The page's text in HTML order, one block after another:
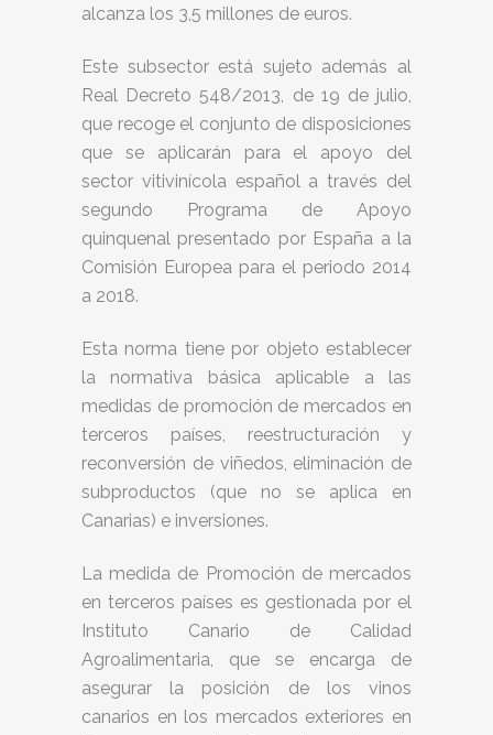
alcanza los 3,5 millones de euros.
Este subsector está sujeto además al
Real Decreto 548/2013, de 19 de julio,
que recoge el conjunto de disposiciones
que se aplicarán para el apoyo del
sector vitivinícola español a través del
segundo Programa de Apoyo
quinquenal presentado por España a la
Comisión Europea para el periodo 2014
a 2018.
Esta norma tiene por objeto establecer
la normativa básica aplicable a las
medidas de promoción de mercados en
terceros países, reestructuración y
reconversión de viñedos, eliminación de
subproductos (que no se aplica en
Canarias) e inversiones.
La medida de Promoción de mercados
en terceros países es gestionada por el
Instituto Canario de Calidad
Agroalimentaria, que se encarga de
asegurar la posición de los vinos
canarios en los mercados exteriores en